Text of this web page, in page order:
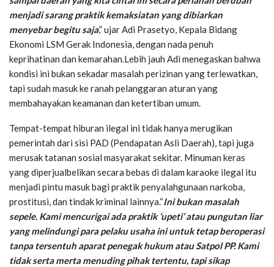
menjadi sarang praktik kemaksiatan yang dibiarkan
menyebar begitu saja,” ujar Adi Prasetyo, Kepala Bidang
Ekonomi LSM Gerak Indonesia, dengan nada penuh
keprihatinan dan kemarahan.Lebih jauh Adi menegaskan bahwa
kondisi ini bukan sekadar masalah perizinan yang terlewatkan,
tapi sudah masuk ke ranah pelanggaran aturan yang
membahayakan keamanan dan ketertiban umum.
Tempat-tempat hiburan ilegal ini tidak hanya merugikan
pemerintah dari sisi PAD (Pendapatan Asli Daerah), tapi juga
merusak tatanan sosial masyarakat sekitar. Minuman keras
yang diperjualbelikan secara bebas di dalam karaoke ilegal itu
menjadi pintu masuk bagi praktik penyalahgunaan narkoba,
prostitusi, dan tindak kriminal lainnya.“Ini bukan masalah
sepele. Kami mencurigai ada praktik ‘upeti’ atau pungutan liar
yang melindungi para pelaku usaha ini untuk tetap beroperasi
tanpa tersentuh aparat penegak hukum atau Satpol PP. Kami
tidak serta merta menuding pihak tertentu, tapi sikap